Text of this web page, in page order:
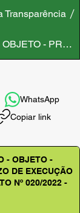
Transparência
-
WhatsApp
Copiar link
- OBJETO -
DE EXECUÇÃO
Nº 020/2022 -